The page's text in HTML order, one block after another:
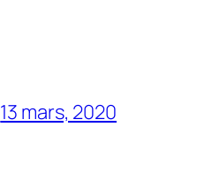
13 mars, 2020